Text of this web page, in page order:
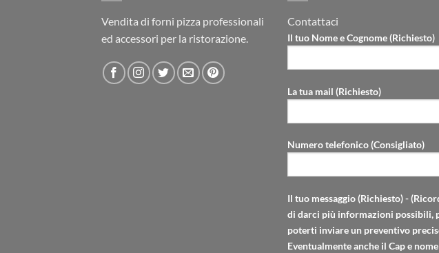
Vendita di forni pizza professionali
ed accessori per la ristorazione.
Contattaci
Il tuo Nome e Cognome (Richiesto)
La tua mail (Richiesto)
Numero telefonico (Consigliato)
Il tuo messaggio (Richiesto) -
di darci più informazioni possibili,
poterti inviare un preventivo
Eventualmente anche il Cap e nome